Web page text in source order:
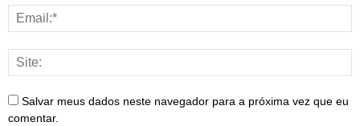
Salvar meus dados neste navegador para a próxima vez que eu
comentar.